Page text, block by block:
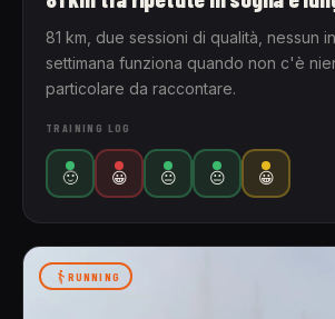
81 km, due sessioni di qualità, nessun
settimana funziona quando non c'è
particolare da raccontare.
TRAINING LOG
🙂 😀 😐 😐 😀
RUNNING